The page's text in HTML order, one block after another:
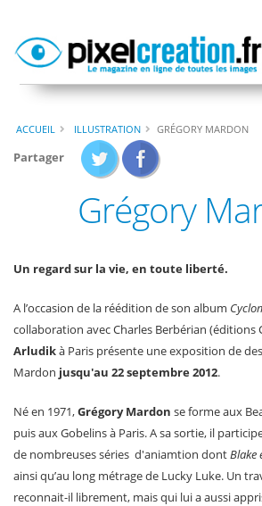
ACCUEIL ILLUSTRATION GRÉGORY MARDON
Partager
Grégory
Un regard sur la vie, en toute liberté.
A l’occasion de la réédition de son album
collaboration avec Charles Berbérian (éditions
Arludikà Paris présente une exposition de
Mardon jusqu'au 22 septembre 2012.
Né en 1971,Grégory Mardon se forme aux
puis aux Gobelins à Paris. A sa sortie, il
de nombreuses séries d'aniamtion dontBlake
ainsi qu’au long métrage de Lucky Luke. Un
reconnait-il librement, mais qui lui a aussi